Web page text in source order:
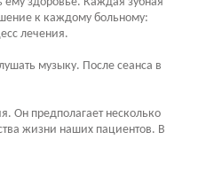
к каждому больному:
лечения.
музыку. После сеанса в
Он предполагает несколько
жизни наших пациентов. В